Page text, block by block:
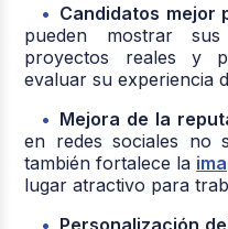
Candidatos mejor
pueden mostrar
proyectos reales y
evaluar su experiencia
Mejora de la
en redes sociales no
también fortalece la
lugar atractivo para
Personalización